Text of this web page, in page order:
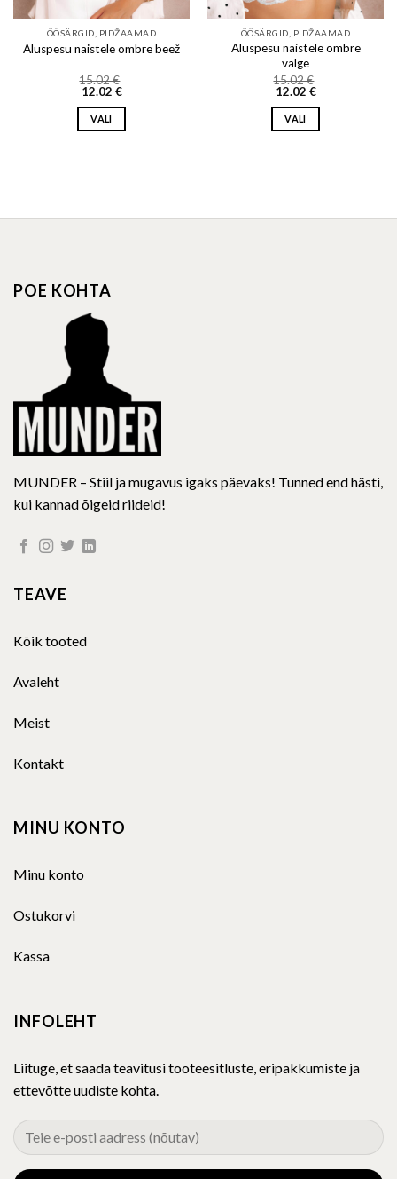
product
page
ÖÖSÄRGID, PIDŽAAMAD
Aluspesu naistele ombre beež
15.02€
12.02 €
VALI
be
on
the
product
page
ÖÖSÄRGID, PIDŽAAMAD
Aluspesu naistele ombre
valge
15.02€
12.02 €
VALI
POE KOHTA
MUNDER – Stiil ja mugavus igaks päevaks! Tunned end hästi,
kui kannad õigeid riideid!
TEAVE
Kõik tooted
Avaleht
Meist
Kontakt
MINU KONTO
Minu konto
Ostukorvi
Kassa
INFOLEHT
Liituge, et saada teavitusi tooteesitluste, eripakkumiste ja
ettevõtte uudiste kohta.